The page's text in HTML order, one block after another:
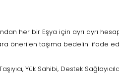
her bir Eşya için ayrı ayrı
önerilen taşıma bedelini ifade
Yük Sahibi, Destek